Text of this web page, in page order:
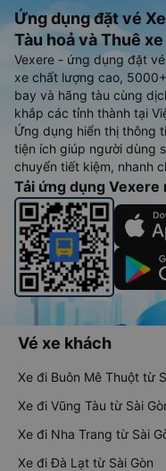
Ứng dụng đặt vé
Tàu hoả và Thuê xe
Vexere - ứng dụng đặt
xe chất lượng cao,
bay và hãng tàu cùng
khắp các tỉnh thành tại
Ứng dụng hiển thị thông
tiện ích giúp người dùng
chuyển tiết kiệm, nhanh
Tải ứng dụng Vexere
Vé xe khách
Xe đi Buôn Mê Thuột từ
Xe đi Vũng Tàu từ Sài
Xe đi Nha Trang từ Sài
Xe đi Đà Lạt từ Sài Gòn